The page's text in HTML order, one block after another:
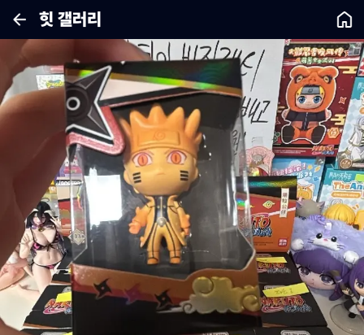
힛 갤러리